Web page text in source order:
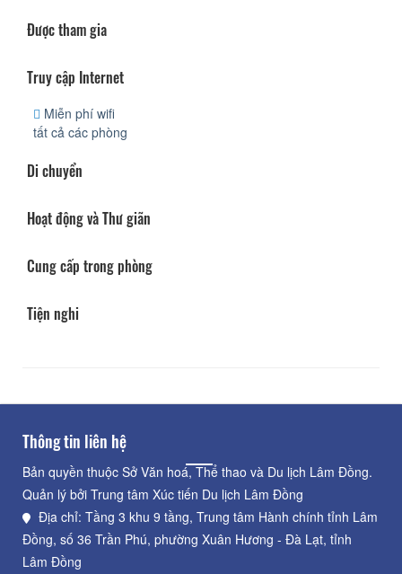
Được tham gia
Truy cập Internet
Miễn phí wifi
tất cả các phòng
Di chuyển
Hoạt động và Thư giãn
Cung cấp trong phòng
Tiện nghi
Thông tin liên hệ
Bản quyền thuộc Sở Văn hoá, Thể thao và Du lịch Lâm Đồng.
Quản lý bởi Trung tâm Xúc tiến Du lịch Lâm Đồng
Địa chỉ: Tầng 3 khu 9 tầng, Trung tâm Hành chính tỉnh Lâm
Đồng, số 36 Trần Phú, phường Xuân Hương - Đà Lạt, tỉnh
Lâm Đồng